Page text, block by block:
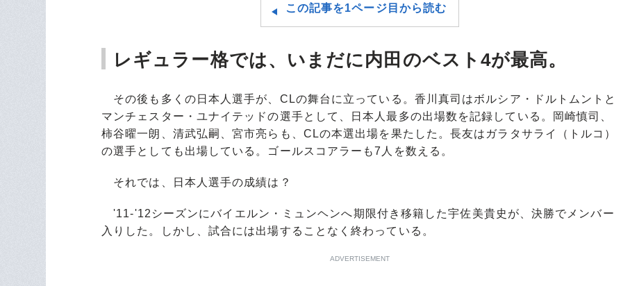
この記事を1ページ目から読む
レギュラー格では、いまだに内田のベスト4が最高。
その後も多くの日本人選手が、CLの舞台に立っている。香川真司はボルシア・ドルトムントと
マンチェスター・ユナイテッドの選手として、日本人最多の出場数を記録している。岡崎慎司、
柿谷曜一朗、清武弘嗣、宮市亮らも、CLの本選出場を果たした。長友はガラタサライ（トルコ）
の選手としても出場している。ゴールスコアラーも7人を数える。
それでは、日本人選手の成績は？
'11-'12シーズンにバイエルン・ミュンヘンへ期限付き移籍した宇佐美貴史が、決勝でメンバー
入りした。しかし、試合には出場することなく終わっている。
ADVERTISEMENT